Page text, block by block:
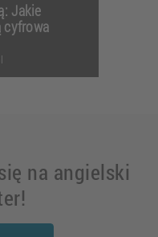
Jakie
cyfrowa
na angielski